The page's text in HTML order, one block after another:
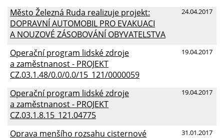
24.04.2017
Město Železná Ruda realizuje projekt:
DOPRAVNÍ AUTOMOBIL PRO EVAKUACI
A NOUZOVÉ ZÁSOBOVÁNÍ OBYVATELSTVA
19.04.2017
Operační program lidské zdroje
a zaměstnanost - PROJEKT
CZ.03.1.48/0.0/0.0/15_121/0000059
19.04.2017
Operační program lidské zdroje
a zaměstnanost - PROJEKT
CZ.03.1.8.15_121.04775
31.01.2017
Oprava menšího rozsahu cisternové